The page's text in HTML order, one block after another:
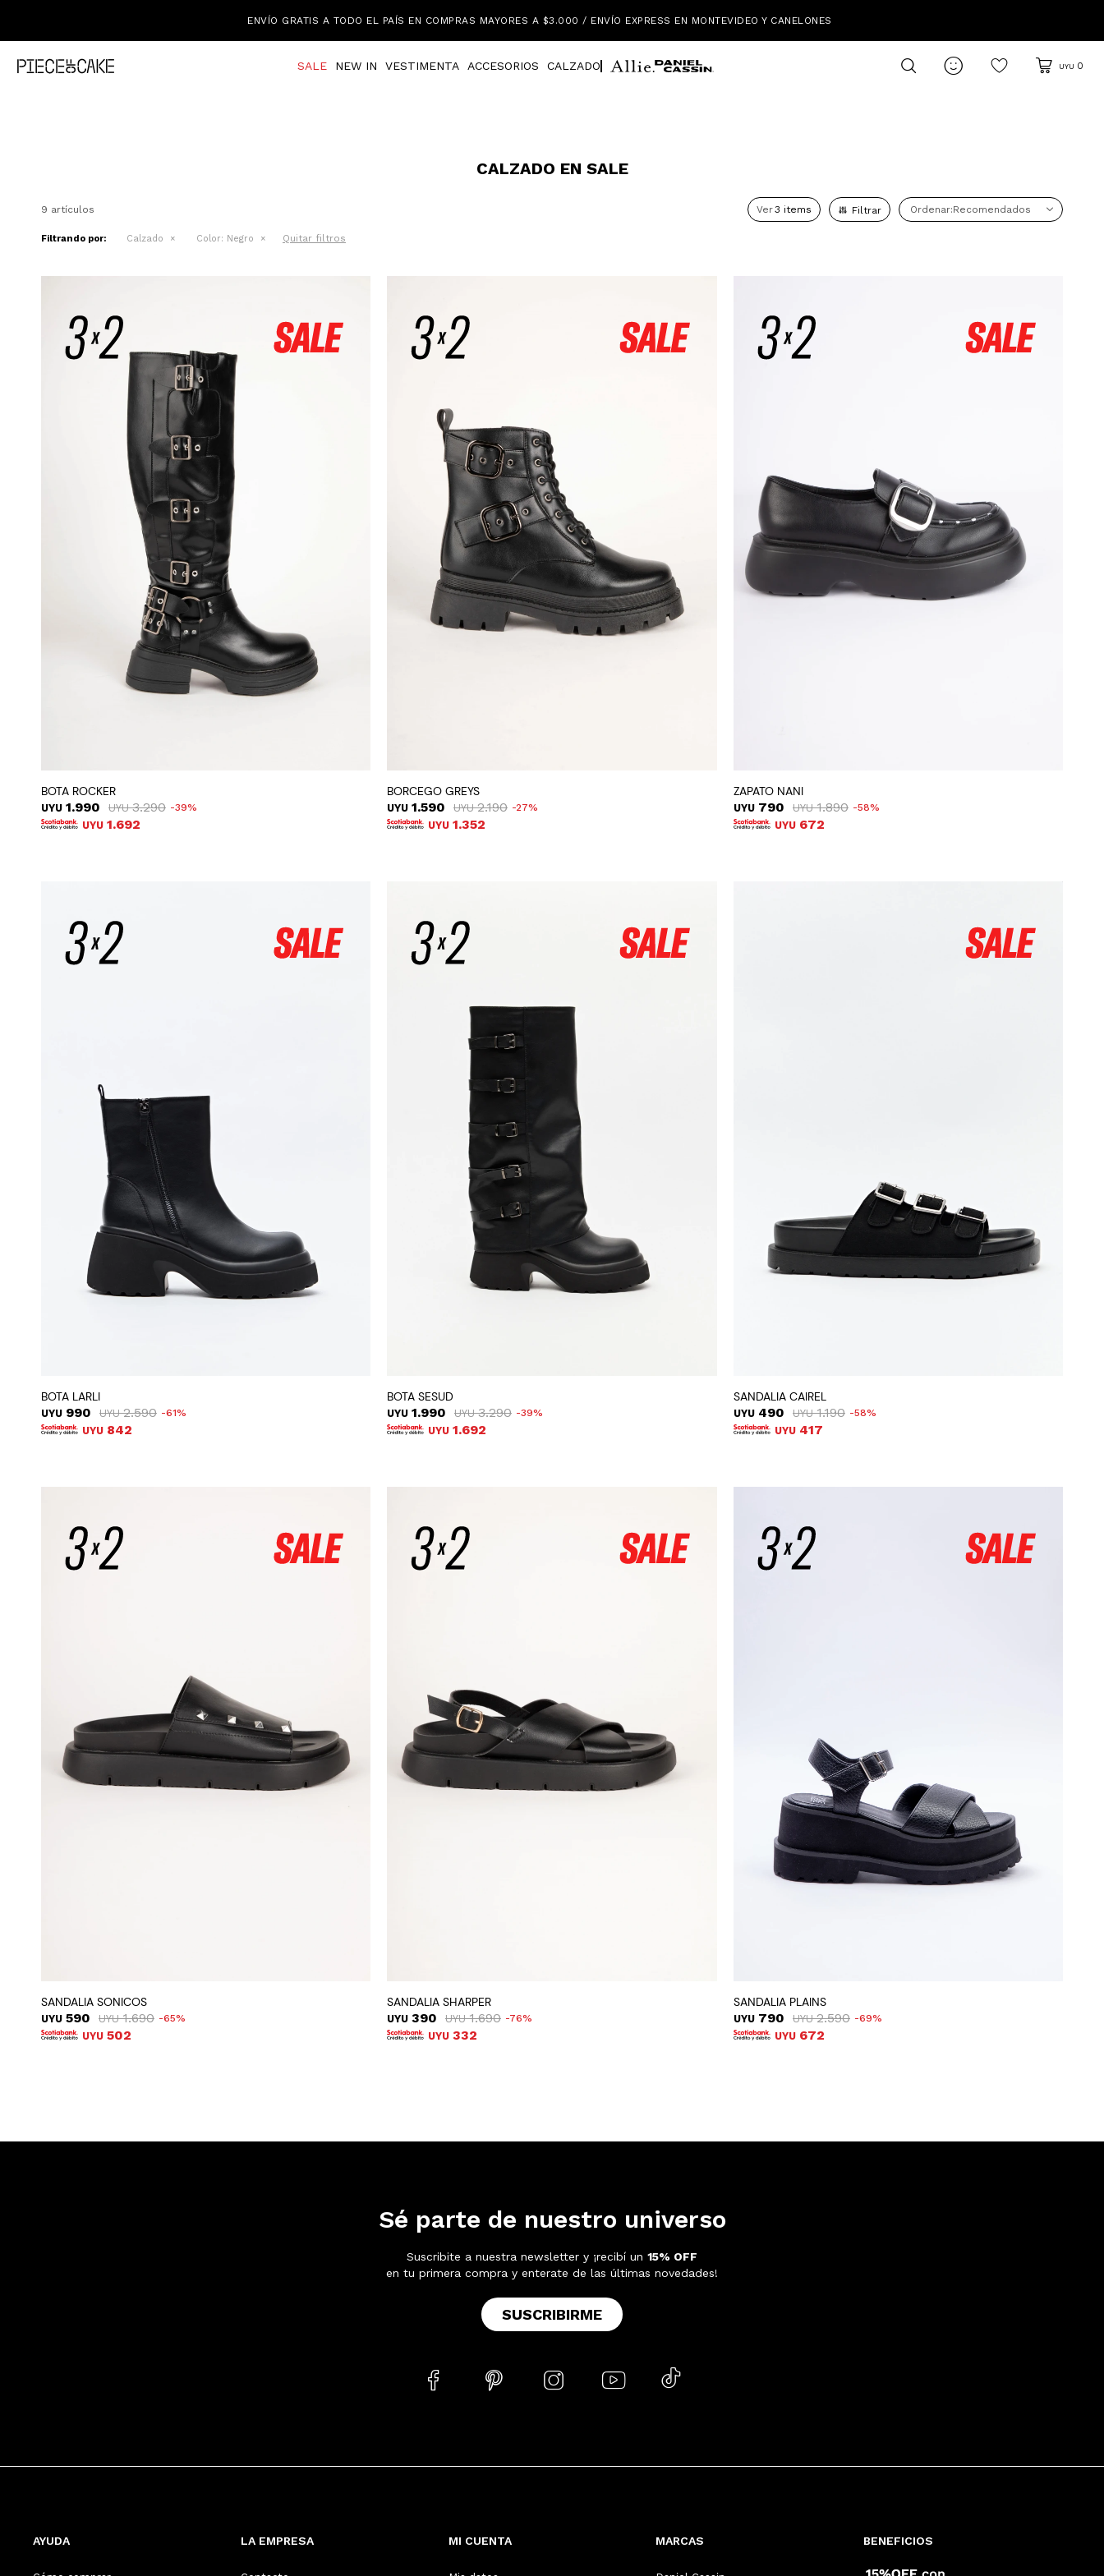
ENVÍO GRATIS A TODO EL PAÍS EN COMPRAS MAYORES A $3.000 / ENVÍO EXPRESS EN MONTEVIDEO Y CANELONES
SALE NEW IN VESTIMENTA ACCESORIOS CALZADO  UYU 0
CALZADO EN SALE
Ver
9 artículos Recomendados
Filtrando por: Calzado Color: Negro Quitar filtros
BOTA ROCKER
UYU 1.990 UYU 3.290 39
UYU 1.692
BORCEGO GREYS
UYU 1.590 UYU 2.190 27
UYU 1.352
ZAPATO NANI
UYU 790 UYU 1.890 58
UYU 672
BOTA LARLI
UYU 990 UYU 2.590 61
UYU 842
BOTA SESUD
UYU 1.990 UYU 3.290 39
UYU 1.692
SANDALIA CAIREL
UYU 490 UYU 1.190 58
UYU 417
SANDALIA SONICOS
UYU 590 UYU 1.690 65
UYU 502
SANDALIA SHARPER
UYU 390 UYU 1.690 76
UYU 332
SANDALIA PLAINS
UYU 790 UYU 2.590 69
UYU 672
AYUDA LA EMPRESA MI CUENTA MARCAS BENEFICIOS
Sé parte de nuestro universo
Suscribite a nuestra newsletter y ¡recibí un 15% OFF
en tu primera compra y enterate de las últimas novedades!
SUSCRIBIRME
    